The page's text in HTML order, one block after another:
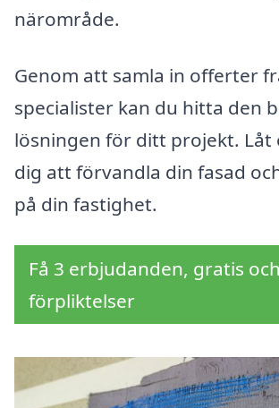
närområde.
Genom att samla in offerter
specialister kan du hitta den
lösningen för ditt projekt. Låt
dig att förvandla din fasad
på din fastighet.
Få 3 erbjudanden, gratis
förpliktelser